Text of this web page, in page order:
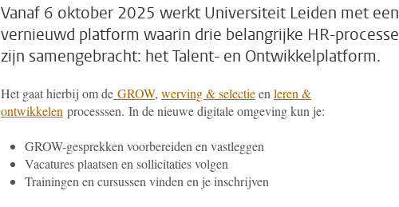
Vanaf 6 oktober 2025 werkt Universiteit Leiden met een
vernieuwd platform waarin drie belangrijke HR-
zijn samengebracht: het Talent- en Ontwikkelplatform.
Het gaat hierbij om de GROW, werving & selectieen leren &
ontwikkelen processsen. In de nieuwe digitale omgeving kun je:
GROW-gesprekken voorbereiden en vastleggen
Vacatures plaatsen en sollicitaties volgen
Trainingen en cursussen vinden en je inschrijven